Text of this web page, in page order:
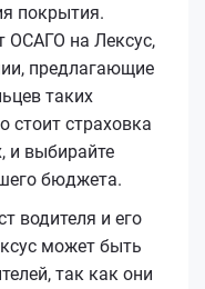
покрытия.
ОСАГО на Лексус,
предлагающие
таких
стоит страховка
и выбирайте
бюджета.
водителя и его
может быть
так как они